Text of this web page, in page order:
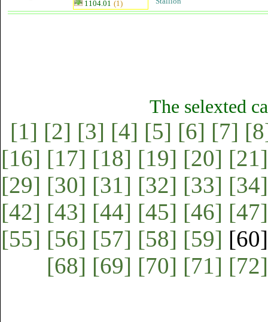
1104.01 (1)
The selexted
[1] [2] [3] [4] [5] [6] [7]
[16] [17] [18] [19] [20] [21]
[29] [30] [31] [32] [33] [34]
[42] [43] [44] [45] [46] [47]
[55] [56] [57] [58] [59]
[68] [69] [70] [71] [72]